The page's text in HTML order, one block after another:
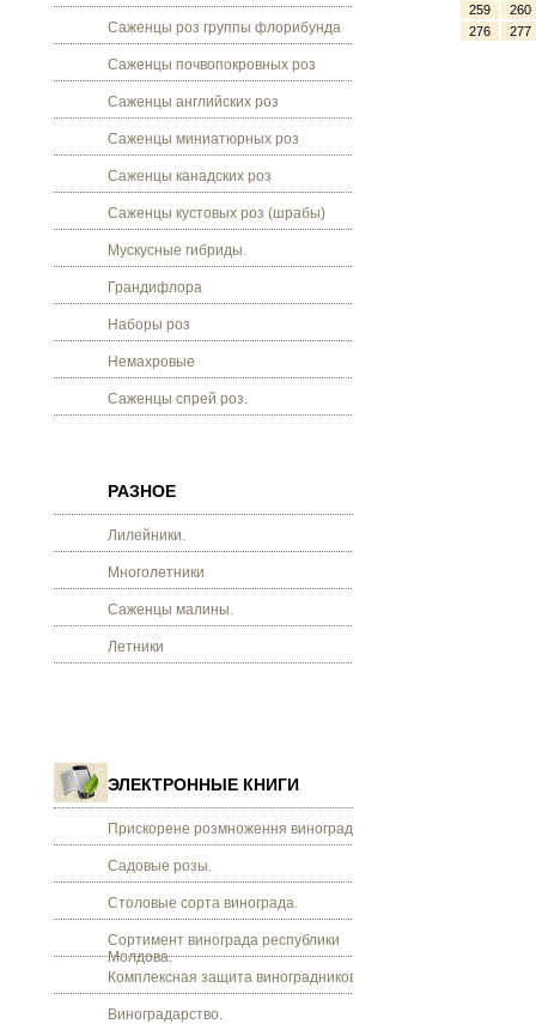
Саженцы роз группы флорибунда
Саженцы почвопокровных роз
Саженцы английских роз
Саженцы миниатюрных роз
Саженцы канадских роз
Саженцы кустовых роз (шрабы)
Мускусные гибриды.
Грандифлора
Наборы роз
Немахровые
Саженцы спрей роз.
РАЗНОЕ
Лилейники.
Многолетники
Саженцы малины.
Летники
ЭЛЕКТРОННЫЕ КНИГИ
Прискорене розмноження винограду.
Садовые розы.
Столовые сорта винограда.
Сортимент винограда республики
Молдова.
Комплексная защита виноградников.
Виноградарство.
259
260
276
277